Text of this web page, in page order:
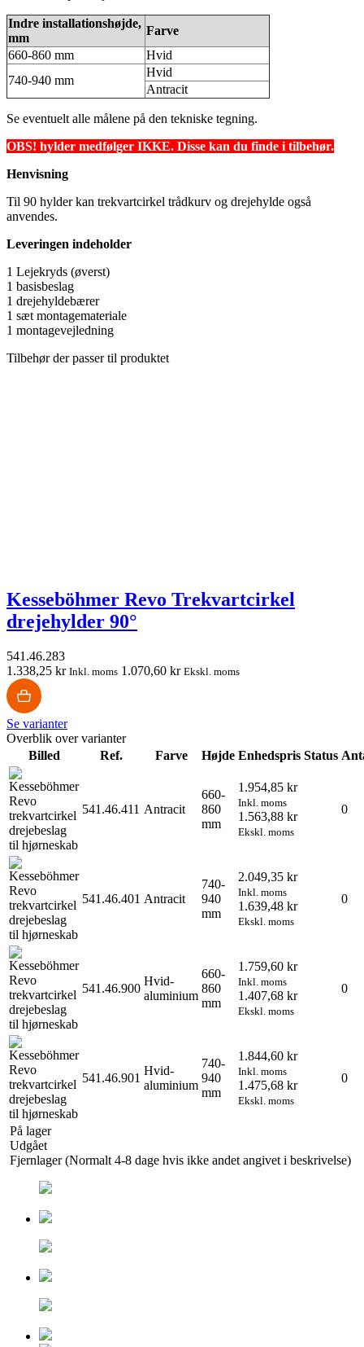
Indre installationshøjde,
mm
Farve
660-860 mm
Hvid
740-940 mm
Hvid
Antracit
Se eventuelt alle målene på den tekniske tegning.
OBS! hylder medfølger IKKE. Disse kan du finde i tilbehør.
Henvisning
Til 90 hylder kan trekvartcirkel trådkurv og drejehylde også
anvendes.
Leveringen indeholder
1 Lejekryds (øverst)
1 basisbeslag
1 drejehyldebærer
1 sæt montagemateriale
1 montagevejledning
Tilbehør der passer til produktet
Kesseböhmer Revo Trekvartcirkel
drejehylder 90°
541.46.283
1.338,25 kr Inkl. moms 1.070,60 kr Ekskl. moms
Se varianter
Overblik over varianter
Billed
Ref. Farve Højde Enhedspris Status
541.46.411 Antracit
660-
860
mm
1.954,85 kr
Inkl. moms
1.563,88 kr
Ekskl. moms
0
541.46.401 Antracit
740-
940
mm
2.049,35 kr
Inkl. moms
1.639,48 kr
Ekskl. moms
0
541.46.900
Hvid-
aluminium
660-
860
mm
1.759,60 kr
Inkl. moms
1.407,68 kr
Ekskl. moms
0
541.46.901
Hvid-
aluminium
740-
940
mm
1.844,60 kr
Inkl. moms
1.475,68 kr
Ekskl. moms
0
På lager
Udgået
Fjernlager (Normalt 4-8 dage hvis ikke andet angivet i beskrivelse)